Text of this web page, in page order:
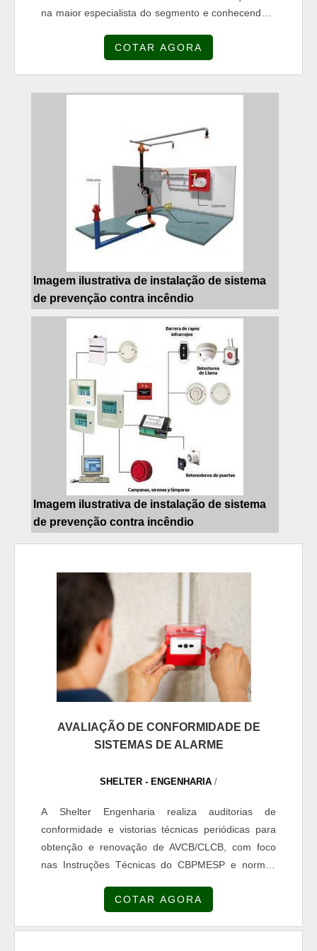
na maior especialista do segmento e conhecendo a
lugar.Quando o quesito é instalação de sistema de
COTAR AGORA
Imagem ilustrativa de instalação de sistema
de prevenção contra incêndio
Imagem ilustrativa de instalação de sistema
de prevenção contra incêndio
AVALIAÇÃO DE CONFORMIDADE DE
SISTEMAS DE ALARME
SHELTER - ENGENHARIA /
A Shelter Engenharia realiza auditorias de
conformidade e vistorias técnicas periódicas para
obtenção e renovação de AVCB/CLCB, com foco
nas Instruções Técnicas do CBPMESP e normas
checklist de exigências, inspeção documental (ART,
COTAR AGORA